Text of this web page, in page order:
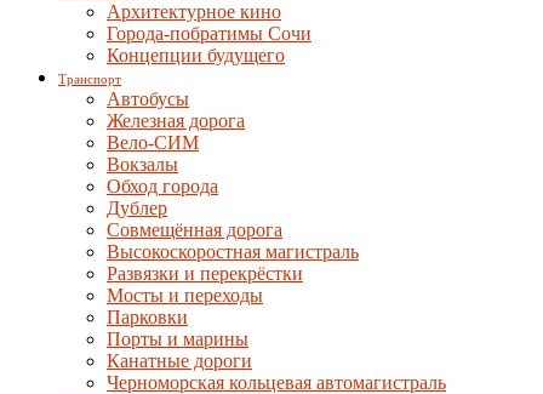
Архитектурное кино
Города-побратимы Сочи
Концепции будущего
Транспорт
Автобусы
Железная дорога
Вело-СИМ
Вокзалы
Обход города
Дублер
Совмещённая дорога
Высокоскоростная магистраль
Развязки и перекрёстки
Мосты и переходы
Парковки
Порты и марины
Канатные дороги
Черноморская кольцевая автомагистраль